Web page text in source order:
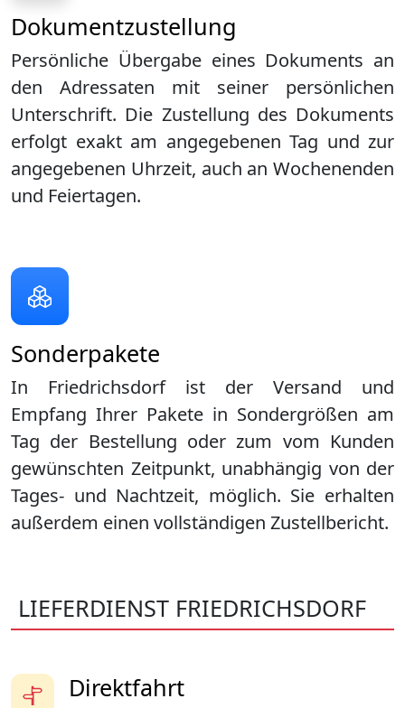
Dokumentzustellung
Persönliche Übergabe eines Dokuments an
den Adressaten mit seiner persönlichen
Unterschrift. Die Zustellung des Dokuments
erfolgt exakt am angegebenen Tag und zur
angegebenen Uhrzeit, auch an Wochenenden
und Feiertagen.
Sonderpakete
In Friedrichsdorf ist der Versand und
Empfang Ihrer Pakete in Sondergrößen am
Tag der Bestellung oder zum vom Kunden
gewünschten Zeitpunkt, unabhängig von der
Tages- und Nachtzeit, möglich. Sie erhalten
außerdem einen vollständigen Zustellbericht.
LIEFERDIENST FRIEDRICHSDORF
Direktfahrt